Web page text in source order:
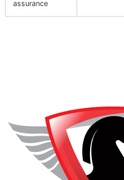
assurance